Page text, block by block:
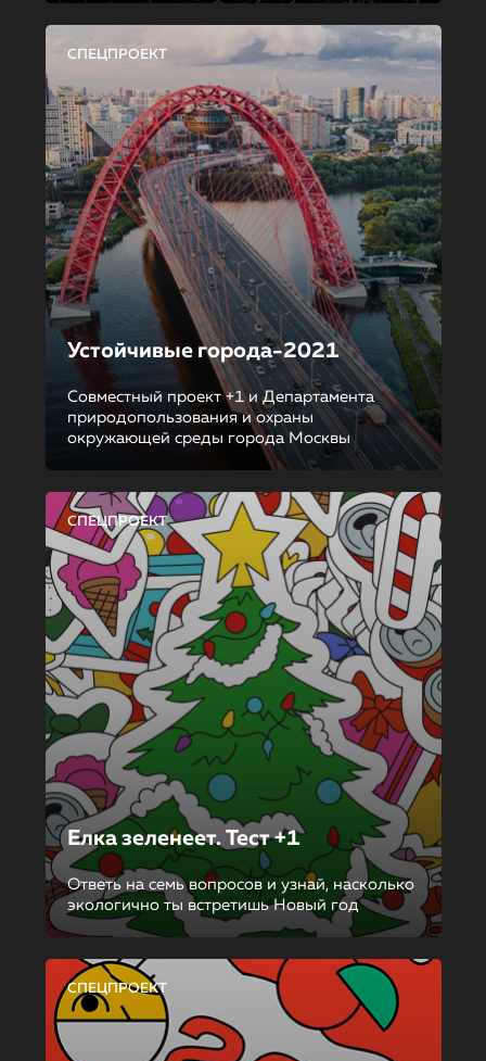
СПЕЦПРОЕКТ
Устойчивые города-2021
Совместный проект +1 и Департамента
природопользования и охраны
окружающей среды города Москвы
СПЕЦПРОЕКТ
Елка зеленеет. Тест +1
Ответь на семь вопросов и узнай, насколько
экологично ты встретишь Новый год
СПЕЦПРОЕКТ